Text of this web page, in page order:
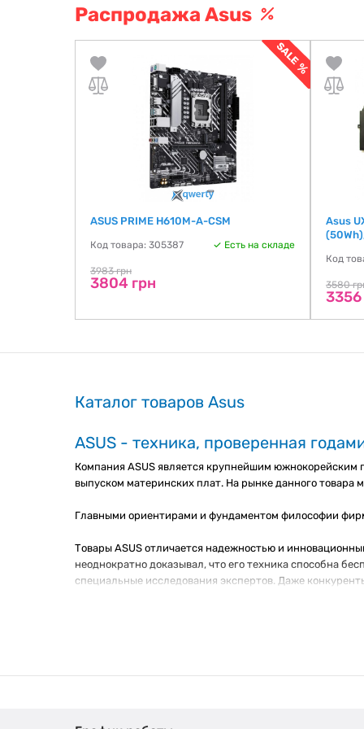
Распродажа Asus
ASUS PRIME H610M-A-CSM
Код товара: 305387 Есть на складе
3983 грн
3804 грн
Asus
Код
3580
3356
Каталог товаров Asus
ASUS - техника, проверенная
Компания ASUS является крупнейшим южнокорейским
выпуском материнских плат. На рынке данного
Главными ориентирами и фундаментом философии
Товары ASUS отличается надежностью и
неоднократно доказывал, что его техника способна
специальные исследования экспертов. Даже